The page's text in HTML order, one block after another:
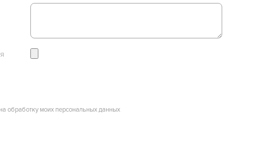
обработку моих персональных данных